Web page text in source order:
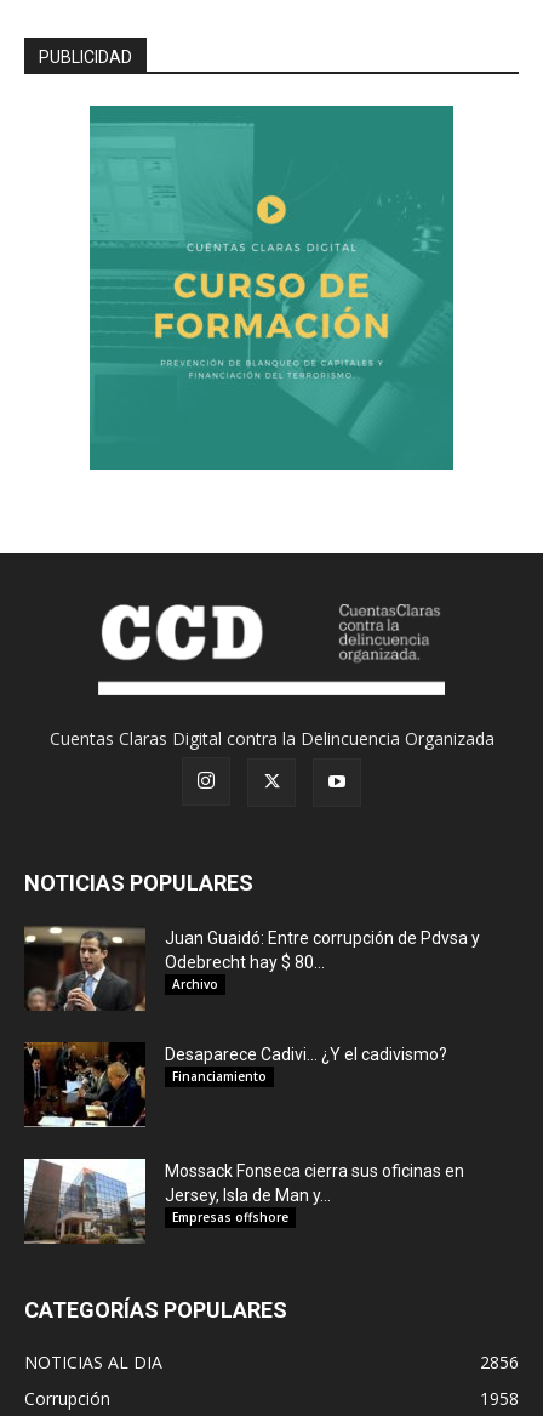
PUBLICIDAD
Cuentas Claras Digital contra la Delincuencia Organizada
NOTICIAS POPULARES
Juan Guaidó: Entre corrupción de Pdvsa y
Odebrecht hay $ 80...
Archivo
Desaparece Cadivi… ¿Y el cadivismo?
Financiamiento
Mossack Fonseca cierra sus oficinas en
Jersey, Isla de Man y...
Empresas offshore
CATEGORÍAS POPULARES
NOTICIAS AL DIA
2856
Corrupción
1958